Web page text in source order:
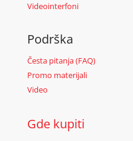
Videointerfoni
Podrška
Česta pitanja (FAQ)
Promo materijali
Video
Gde kupiti